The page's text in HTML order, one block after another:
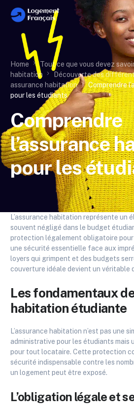
Home
Tout ce que vous devez
habitation
Découverte des
assurance habitation
Comprendre
pour les étudiants
Comprendre
l’assurance
pour les
L’assurance habitation représente un
souvent négligé dans le budget
protection légalement obligatoire
une sécurité essentielle face aux
loyers qui grimpent et des budgets
couverture idéale devient un véritable
Les fondamentaux
habitation étudiante
L’assurance habitation n’est pas une
administrative pour les étudiants mais
pour tout locataire. Cette protection
sécurité indispensable contre les
un logement peut être exposé.
L’obligation légale et